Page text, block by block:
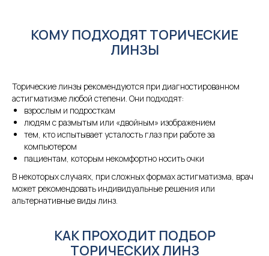
КОМУ ПОДХОДЯТ ТОРИЧЕСКИЕ
ЛИНЗЫ
Торические линзы рекомендуются при диагностированном
астигматизме любой степени. Они подходят:
взрослым и подросткам
людям с размытым или «двойным» изображением
тем, кто испытывает усталость глаз при работе за
компьютером
пациентам, которым некомфортно носить очки
В некоторых случаях, при сложных формах астигматизма, врач
может рекомендовать индивидуальные решения или
альтернативные виды линз.
КАК ПРОХОДИТ ПОДБОР
ТОРИЧЕСКИХ ЛИНЗ